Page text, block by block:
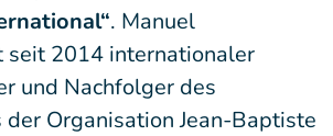
. Manuel
seit 2014 internationaler
und Nachfolger des
Organisation Jean-Baptiste